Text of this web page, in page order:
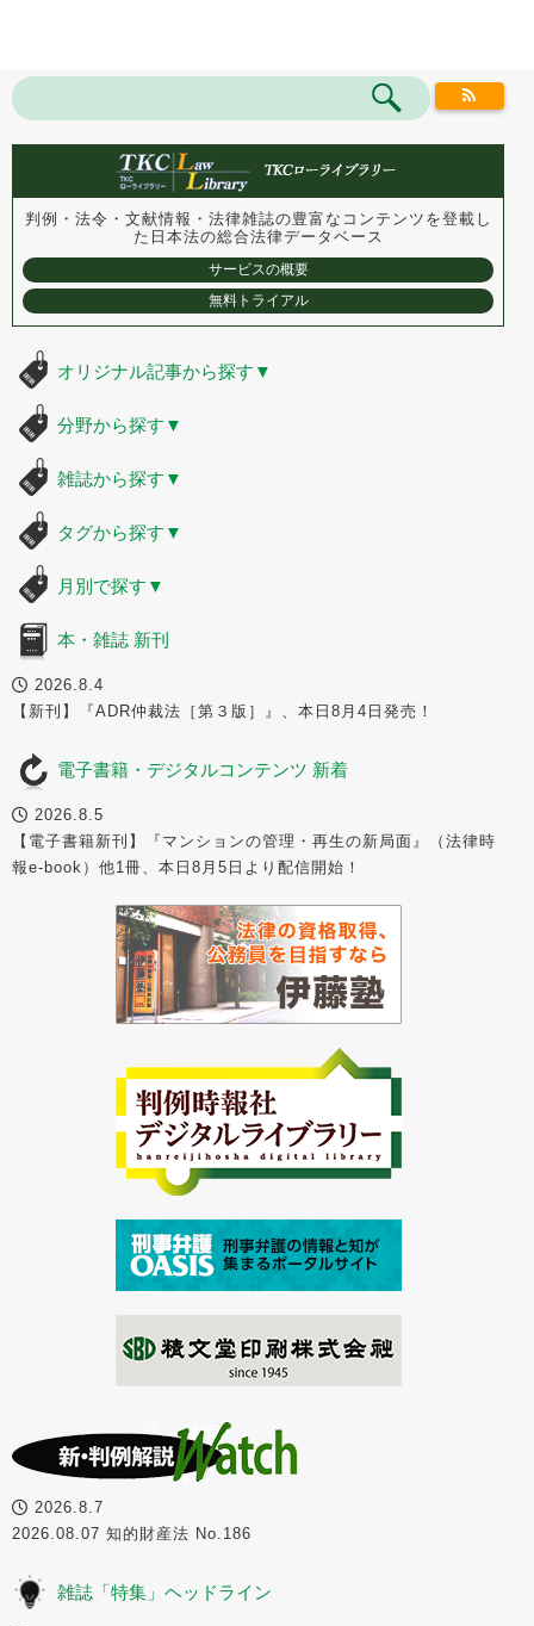
判例・法令・文献情報・法律雑誌の豊富なコンテンツを登載し
た 日本法の総合法律データベース
サービスの概要
無料トライアル
オリジナル記事から探す ▼
分野から探す ▼
雑誌から探す ▼
タグから探す ▼
月別で探す ▼
本・雑誌 新刊
2026.8.4
【新刊】『ADR仲裁法［第３版］』、本日8月4日発売！
電子書籍・デジタルコンテンツ 新着
2026.8.5
【電子書籍新刊】『マンションの管理・再生の新局面』（法律時
報e-book）他1冊、本日8月5日より配信開始！
2026.8.7
2026.08.07 知的財産法 No.186
雑誌「特集」ヘッドライン